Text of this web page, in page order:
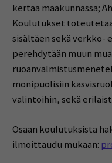
kertaa maakunnassa;
Koulutukset
sisältäen sekä verkko-
perehdytään muun
monipuolisiin
valintoihin, sekä
Osaan koulutuksista
ilmoittaudu mukaan: